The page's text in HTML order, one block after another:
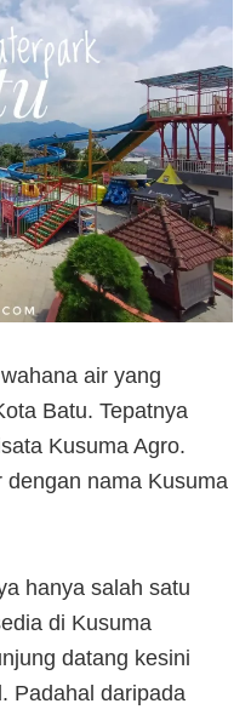
air yang
Batu. Tepatnya
Kusuma Agro.
nama Kusuma
hanya salah satu
di Kusuma
datang kesini
Padahal daripada